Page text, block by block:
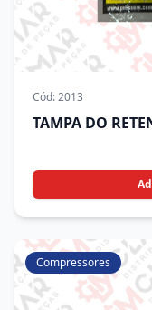
Cód:2013
TAMPA DO
Compressores